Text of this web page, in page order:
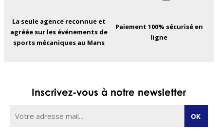
La seule agence reconnue et
agréée sur les événements de
sports mécaniques au Mans
Paiement 100% sécurisé en
ligne
Inscrivez-vous à notre newsletter